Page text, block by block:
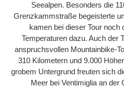
Seealpen. Besonders die
Grenzkammstraße begeisterte
kamen bei dieser Tour
Temperaturen dazu. Auch der
anspruchsvollen Mountainbike-
310 Kilometern und 9.000
grobem Untergrund freuten sich
Meer bei Ventimiglia an der